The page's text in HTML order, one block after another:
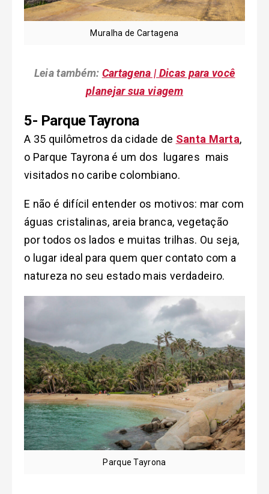
Muralha de Cartagena
Leia também: Cartagena | Dicas para você
planejar sua viagem
5- Parque Tayrona
A 35 quilômetros da cidade de Santa Marta,
o Parque Tayrona é um dos lugares mais
visitados no caribe colombiano.
E não é difícil entender os motivos: mar com
águas cristalinas, areia branca, vegetação
por todos os lados e muitas trilhas. Ou seja,
o lugar ideal para quem quer contato com a
natureza no seu estado mais verdadeiro.
Parque Tayrona